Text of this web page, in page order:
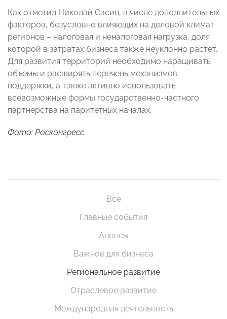
Как отметил Николай Сасин, в числе дополнительных
факторов, безусловно влияющих на деловой климат
регионов – налоговая и неналоговая нагрузка, доля
которой в затратах бизнеса также неуклонно растет.
Для развития территорий необходимо наращивать
объемы и расширять перечень механизмов
поддержки, а также активно использовать
всевозможные формы государственно-частного
партнерства на паритетных началах.
Фото: Росконгресс
Все
Главные события
Анонсы
Важное для бизнеса
Региональное развитие
Отраслевое развитие
Международная деятельность